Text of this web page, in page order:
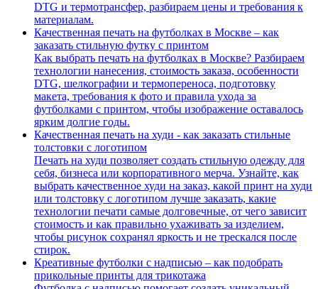
DTG и термотрансфер, разбираем цены и требования к
материалам.
Качественная печать на футболках в Москве – как
заказать стильную футку с принтом
Как выбрать печать на футболках в Москве? Разбираем
технологии нанесения, стоимость заказа, особенности
DTG, шелкографии и термопереноса, подготовку
макета, требования к фото и правила ухода за
футболками с принтом, чтобы изображение оставалось
ярким долгие годы.
Качественная печать на худи - как заказать стильные
толстовки с логотипом
Печать на худи позволяет создать стильную одежду для
себя, бизнеса или корпоративного мерча. Узнайте, как
выбрать качественное худи на заказ, какой принт на худи
или толстовку с логотипом лучше заказать, какие
технологии печати самые долговечные, от чего зависит
стоимость и как правильно ухаживать за изделием,
чтобы рисунок сохранял яркость и не трескался после
стирок.
Креативные футболки с надписью – как подобрать
прикольные принты для трикотажа